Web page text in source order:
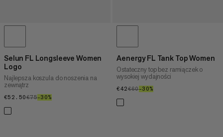
Selun FL Longsleeve Women
Logo
Najlepsza koszula do noszenia na
zewnątrz
€52.50€52.50
€75€75
–30%
Aenergy FL Tank Top Women
Ostateczny top bez ramiączek o
wysokiej wydajności
€42€42
€60€60
–30%